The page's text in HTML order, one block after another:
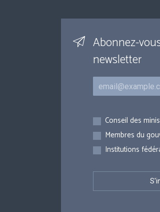
Abonnez-
newsletter
Courriel
Inscriptions
Conseil des
Membres du
Institutions